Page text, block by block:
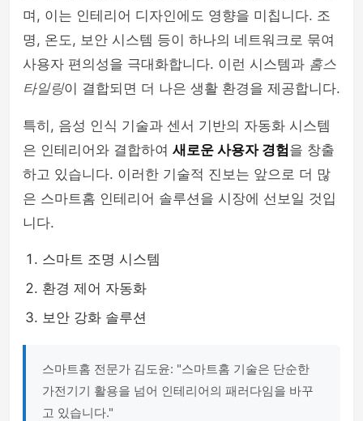
며, 이는 인테리어 디자인에도 영향을 미칩니다. 조
명, 온도, 보안 시스템 등이 하나의 네트워크로 묶여
사용자 편의성을 극대화합니다. 이런 시스템과 홈스
타일링이 결합되면 더 나은 생활 환경을 제공합니다.
특히, 음성 인식 기술과 센서 기반의 자동화 시스템
은 인테리어와 결합하여 새로운 사용자 경험을 창출
하고 있습니다. 이러한 기술적 진보는 앞으로 더 많
은 스마트홈 인테리어 솔루션을 시장에 선보일 것입
니다.
스마트 조명 시스템
환경 제어 자동화
보안 강화 솔루션
스마트홈 전문가 김도윤: "스마트홈 기술은 단순한
가전기기 활용을 넘어 인테리어의 패러다임을 바꾸
고 있습니다."